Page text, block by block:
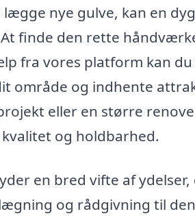
nye gulve, kan en
finde den rette
fra vores platform kan
område og indhente
eller en større
og holdbarhed.
en bred vifte af
og rådgivning til